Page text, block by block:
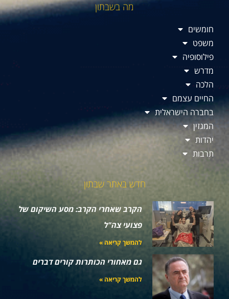
מה בשבתון
חומשים
משפט
פילוסופיה
מדרש
הלכה
החיים עצמם
בחברה הישראלית
המגזין
יהדות
תרבות
חדש באתר שבתון
הקרב שאחרי הקרב: מסע השיקום של
פצועי צה"ל
להמשך קריאה »
גם מאחורי הכותרות קורים דברים
להמשך קריאה »